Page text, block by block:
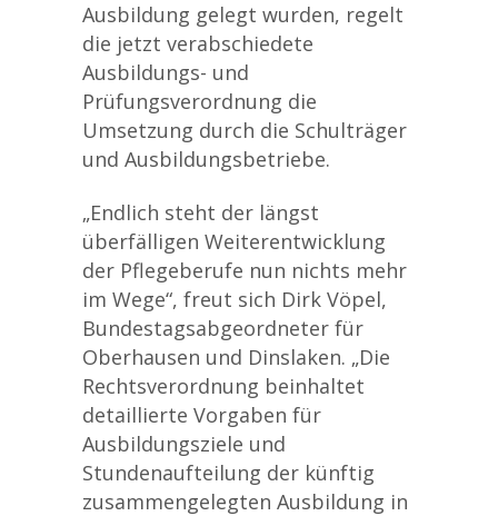
Ausbildung gelegt wurden, regelt
die jetzt verabschiedete
Ausbildungs- und
Prüfungsverordnung die
Umsetzung durch die Schulträger
und Ausbildungsbetriebe.
„Endlich steht der längst
überfälligen Weiterentwicklung
der Pflegeberufe nun nichts mehr
im Wege“, freut sich Dirk Vöpel,
Bundestagsabgeordneter für
Oberhausen und Dinslaken. „Die
Rechtsverordnung beinhaltet
detaillierte Vorgaben für
Ausbildungsziele und
Stundenaufteilung der künftig
zusammengelegten Ausbildung in